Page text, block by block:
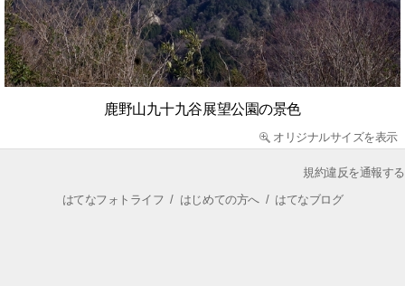
鹿野山九十九谷展望公園の景色
オリジナルサイズを表示
規約違反を通報する
はてなフォトライフ / はじめての方へ/ はてなブログ